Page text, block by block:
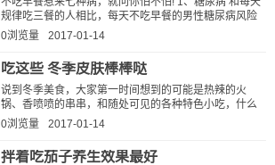
规律吃三餐的人相比，每天不吃早餐的男性糖尿病风险
会升高25%。 2、心脏病 研究...
0浏览量 2017-01-14
吃这些 冬季皮肤棒棒哒
说到冬季美食，大家第一时间想到的可能是热辣的火
锅、香喷喷的串串，和随处可见的各种特色小吃，什么
兔头、三大炮、龙抄手、钵钵鸡等等...
0浏览量 2017-01-14
拌着吃茄子养生效果最好